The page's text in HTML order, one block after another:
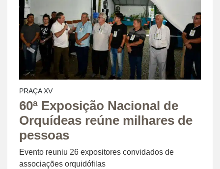
PRAÇA XV
60ª Exposição Nacional de
Orquídeas reúne milhares de
pessoas
Evento reuniu 26 expositores convidados de
associações orquidófilas